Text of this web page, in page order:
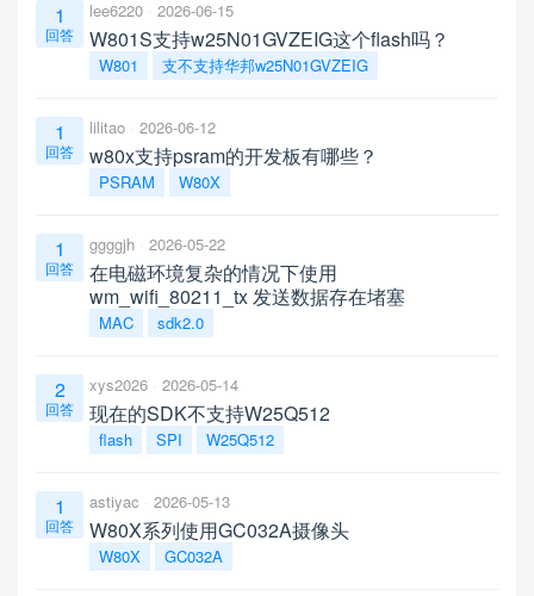
1
回答
lee6220 2026-06-15
W801S支持w25N01GVZEIG这个flash吗？
W801 支不支持华邦w25N01GVZEIG
1
回答
lilitao 2026-06-12
w80x支持psram的开发板有哪些？
PSRAM W80X
1
回答
ggggjh 2026-05-22
在电磁环境复杂的情况下使用
wm_wifi_80211_tx 发送数据存在堵塞
MAC sdk2.0
2
回答
xys2026 2026-05-14
现在的SDK不支持W25Q512
flash SPI W25Q512
1
回答
astiyac 2026-05-13
W80X系列使用GC032A摄像头
W80X GC032A